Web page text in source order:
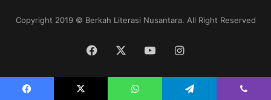
Copyright 2019 © Berkah Literasi Nusantara. All Right Reserved
Facebook YouTubeInstagram